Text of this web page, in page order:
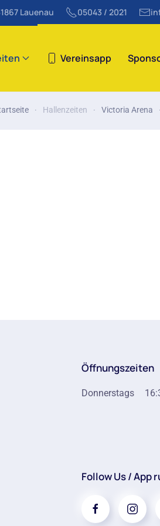
Lauenau 05043 / 2021
Vereinsapp
Hallenzeiten Victoria Arena
Öffnungszeiten
Donnerstags
Follow Us / App